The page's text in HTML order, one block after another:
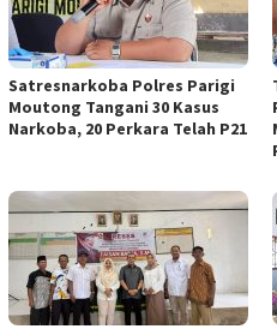
Satresnarkoba Polres Parigi
Moutong Tangani 30 Kasus
Narkoba, 20 Perkara Telah P21